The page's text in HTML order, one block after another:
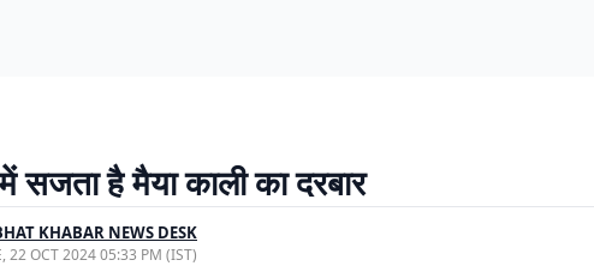
सजता है मैया काली का दरबार
KHABAR NEWS DESK
22 OCT 2024 05:33 PM (IST)